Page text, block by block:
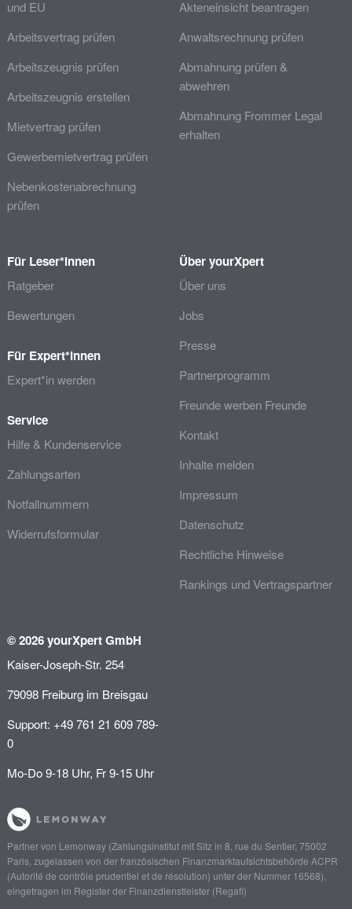
und EU
Arbeitsvertrag prüfen
Arbeitszeugnis prüfen
Arbeitszeugnis erstellen
Mietvertrag prüfen
Gewerbemietvertrag prüfen
Nebenkostenabrechnung
prüfen
Akteneinsicht beantragen
Anwaltsrechnung prüfen
Abmahnung prüfen &
abwehren
Abmahnung Frommer Legal
erhalten
Für Leser*innen
Ratgeber
Bewertungen
Für Expert*innen
Expert*in werden
Service
Hilfe & Kundenservice
Zahlungsarten
Notfallnummern
Widerrufsformular
Über yourXpert
Über uns
Jobs
Presse
Partnerprogramm
Freunde werben Freunde
Kontakt
Inhalte melden
Impressum
Datenschutz
Rechtliche Hinweise
Rankings und Vertragspartner
© 2026 yourXpert GmbH
Kaiser-Joseph-Str. 254
79098 Freiburg im Breisgau
Support: +49 761 21 609 789-
0
Mo-Do 9-18 Uhr, Fr 9-15 Uhr
Partner von Lemonway(Zahlungsinstitut mit Sitz in 8, rue du Sentier, 75002
Paris, zugelassen von der französischen Finanzmarktaufsichtsbehörde ACPR
(Autorité de contrôle prudentiel et de résolution) unter der Nummer 16568),
eingetragen im Register der Finanzdienstleister (Regafi)